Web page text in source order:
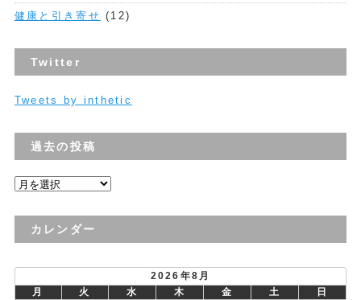
健康と引き寄せ (12)
Twitter
Tweets by inthetic
過去の投稿
過
の
カレンダー
2026年8月
月
火 水 木 金 土
日